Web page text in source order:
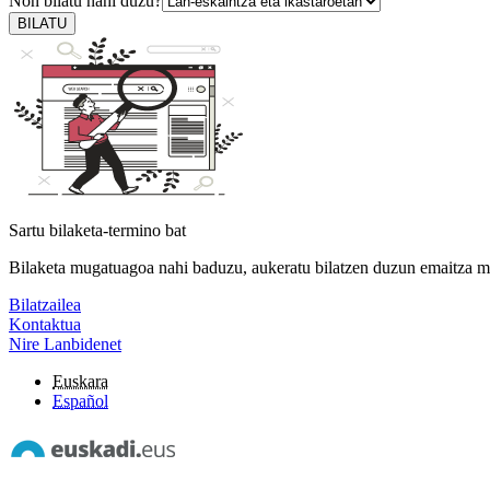
BILATU
Sartu bilaketa-termino bat
Bilaketa mugatuagoa nahi baduzu, aukeratu bilatzen duzun emaitza
Bilatzailea
Kontaktua
Nire Lanbidenet
Euskara
Español